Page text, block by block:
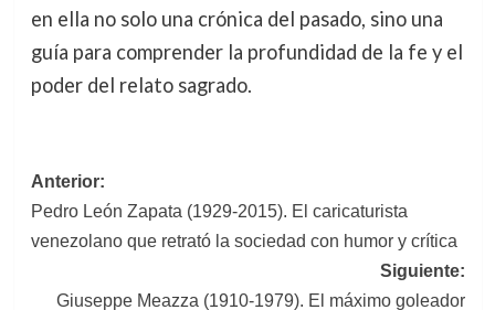
en ella no solo una crónica del pasado, sino una
guía para comprender la profundidad de la fe y el
poder del relato sagrado.
Navegación
de
entradas
Anterior:
Pedro León Zapata (1929-2015). El caricaturista
venezolano que retrató la sociedad con humor y crítica
Siguiente:
Giuseppe Meazza (1910-1979). El máximo goleador